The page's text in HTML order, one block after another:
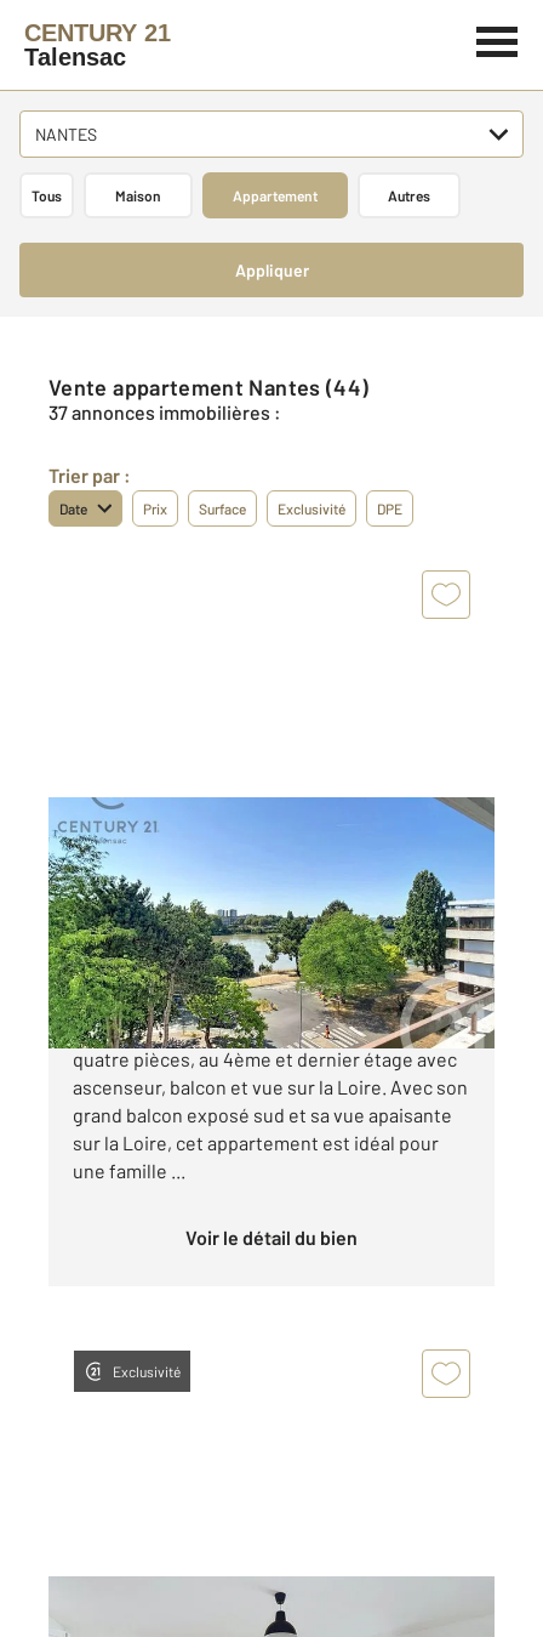
CENTURY 21
Talensac
NANTES
Tous Maison Appartement Autres
Appliquer
Vente appartement Nantes (44)
37 annonces immobilières :
Trier par :
Date Prix Surface Exclusivité DPE
NANTES 44
82,06 m
Ref : 15401
Appartement F4 à vendre
241 000 €
NANTES-ILE DE NANTES Appartement de
quatre pièces, au 4ème et dernier étage avec
ascenseur, balcon et vue sur la Loire. Avec son
grand balcon exposé sud et sa vue apaisante
sur la Loire, cet appartement est idéal pour
une famille ...
Voir le détail du bien
Exclusivité